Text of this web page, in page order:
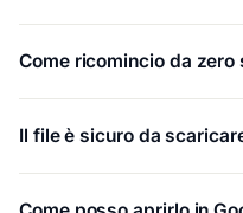
Come ricomincio da
Il file è sicuro da